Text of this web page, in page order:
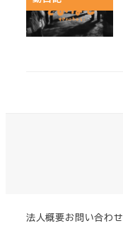
法人概要お問い合わせ